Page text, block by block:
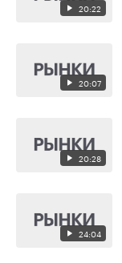
20:22
20:07
20:28
24:04